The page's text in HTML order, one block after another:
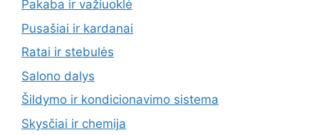
Pakaba ir važiuoklė
Pusašiai ir kardanai
Ratai ir stebulės
Salono dalys
Šildymo ir kondicionavimo sistema
Skysčiai ir chemija